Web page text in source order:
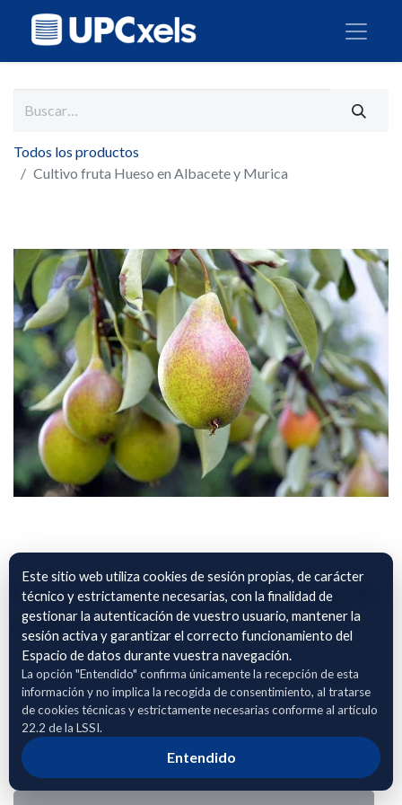
Todos los productos
Cultivo fruta Hueso en Albacete y Murica
Cultivo fruta Hueso en Albacete
y Murica
Datos sobre manejo, aplicaciones y rendimientos del cultivo
de fruta de hueso y pepita en la Region de Murcia y Albacete.
- Nectarinas
- Melocotones
- Paraguayos
- Peras
Este sitio web utiliza cookies de sesión propias, de carácter
técnico y estrictamente necesarias, con la finalidad de
gestionar la autenticación de vuestro usuario, mantener la
sesión activa y garantizar el correcto funcionamiento del
Espacio de datos durante vuestra navegación.
La opción "Entendido" confirma únicamente la recepción de esta
información y no implica la recogida de consentimiento, al tratarse
de cookies técnicas y estrictamente necesarias conforme al artículo
22.2 de la LSSI.
Entendido